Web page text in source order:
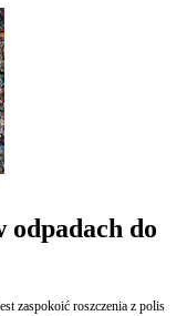
odpadach do
zaspokoić roszczenia z polis